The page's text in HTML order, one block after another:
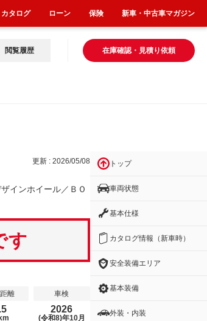
在庫確認・見積り依頼
閲覧履歴
更新 : 2026/05/08
インホイール／ＢＯ
す
離 車検
2026
(令和8)年10月
トップ
車両状態
基本仕様
カタログ情報（新車時）
安全装備エリア
基本装備
外装・内装
カタログ ローン 保険 新車・中古車マガジン